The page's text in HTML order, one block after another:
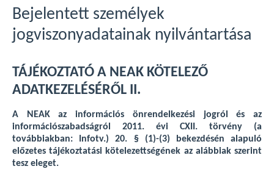
Bejelentett személyek
jogviszonyadatainak nyilvántartása
TÁJÉKOZTATÓ A NEAK KÖTELEZŐ
ADATKEZELÉSÉRŐL II.
A NEAK az információs önrendelkezési jogról és az
információszabadságról 2011. évi CXII. törvény (a
továbbiakban: Infotv.) 20. § (1)-(3) bekezdésén alapuló
előzetes tájékoztatási kötelezettségének az alábbiak szerint
tesz eleget.